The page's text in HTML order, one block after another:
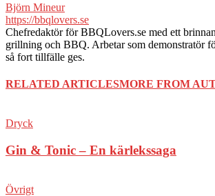
Björn Mineur
https://bbqlovers.se
Chefredaktör för BBQLovers.se med ett
grillning och BBQ. Arbetar som demonstratör
så fort tillfälle ges.
RELATED ARTICLESMORE FROM
Dryck
Gin & Tonic – En kärlekssaga
Övrigt